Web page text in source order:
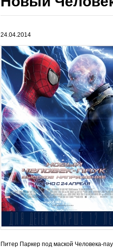
24.04.2014
Питер Паркер под маской Человека-